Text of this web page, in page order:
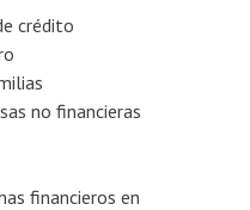
crédito
no financieras
financieros en